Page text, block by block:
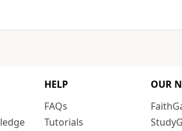
HELP
FAQs
Tutorials
OUR